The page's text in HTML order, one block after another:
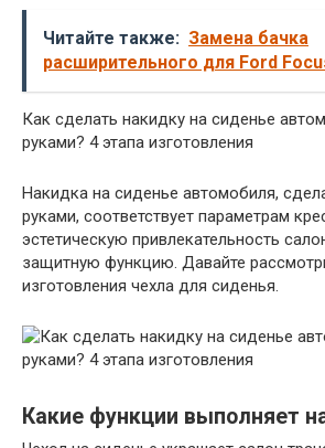
Читайте также: Замена бачка
расширительного для Ford
Как сделать накидку на сиденье
руками? 4 этапа изготовления
Накидка на сиденье автомобиля,
руками, соответствует параметрам
эстетическую привлекательность
защитную функцию. Давайте
изготовления чехла для сиденья.
Какие функции выполняет